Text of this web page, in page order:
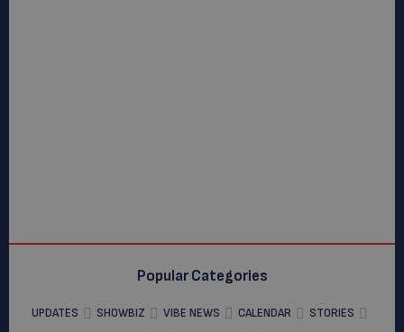
Popular Categories
UPDATES SHOWBIZ VIBE NEWS CALENDAR
STORIES